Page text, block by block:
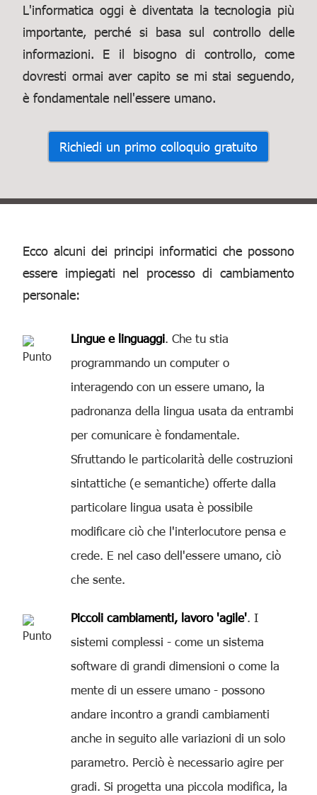
L'informatica oggi è diventata la tecnologia più
importante, perché si basa sul controllo delle
informazioni. E il bisogno di controllo, come
dovresti ormai aver capito se mi stai seguendo,
è fondamentale nell'essere umano.
Richiedi un primo colloquio gratuito
Ecco alcuni dei principi informatici che possono
essere impiegati nel processo di cambiamento
personale:
Lingue e linguaggi. Che tu stia
programmando un computer o
interagendo con un essere umano, la
padronanza della lingua usata da entrambi
per comunicare è fondamentale.
Sfruttando le particolarità delle costruzioni
sintattiche (e semantiche) offerte dalla
particolare lingua usata è possibile
modificare ciò che l'interlocutore pensa e
crede. E nel caso dell'essere umano, ciò
che sente.
Piccoli cambiamenti, lavoro 'agile'. I
sistemi complessi - come un sistema
software di grandi dimensioni o come la
mente di un essere umano - possono
andare incontro a grandi cambiamenti
anche in seguito alle variazioni di un solo
parametro. Perciò è necessario agire per
gradi. Si progetta una piccola modifica, la